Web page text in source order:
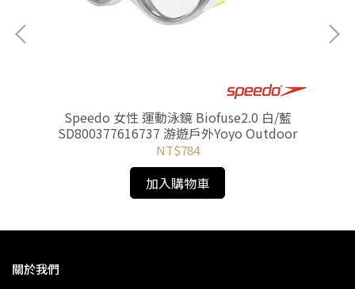
Speedo 女性 運動泳鏡 Biofuse2.0 白/藍
SD800377616737 游遊戶外Yoyo Outdoor
NT$784
加入購物車
關於我們